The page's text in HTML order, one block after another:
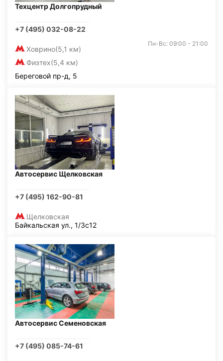
Техцентр Долгопрудный
+7 (495) 032-08-22
Ховрино(5,1 км)
Физтех(5,4 км)
Пн-Вс: 09:00 - 21:00
Береговой пр-д, 5
Автосервис Щелковская
+7 (495) 162-90-81
Щелковская
Байкальская ул., 1/3с12
Автосервис Семеновская
+7 (495) 085-74-61